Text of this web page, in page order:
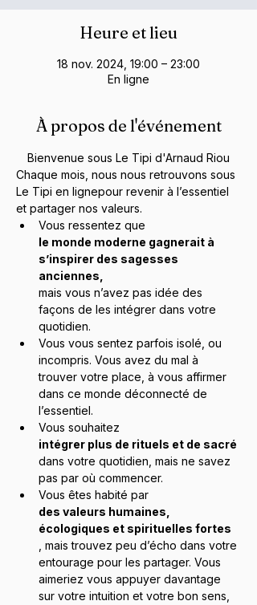
Heure et lieu
18 nov. 2024, 19:00 – 23:00
En ligne
À propos de l'événement
Bienvenue sous Le Tipi d'Arnaud Riou
Chaque mois, nous nous retrouvons sous
Le Tipi en lignepour revenir à l’essentiel
et partager nos valeurs.
Vous ressentez que
le monde moderne gagnerait à
s’inspirer des sagesses
anciennes,
mais vous n’avez pas idée des
façons de les intégrer dans votre
quotidien.
Vous vous sentez parfois isolé, ou
incompris. Vous avez du mal à
trouver votre place, à vous affirmer
dans ce monde déconnecté de
l’essentiel.
Vous souhaitez
intégrer plus de rituels et de sacré
dans votre quotidien, mais ne savez
pas par où commencer.
Vous êtes habité par
des valeurs humaines,
écologiques et spirituelles fortes
, mais trouvez peu d’écho dans votre
entourage pour les partager. Vous
aimeriez vous appuyer davantage
sur votre intuition et votre bon sens,